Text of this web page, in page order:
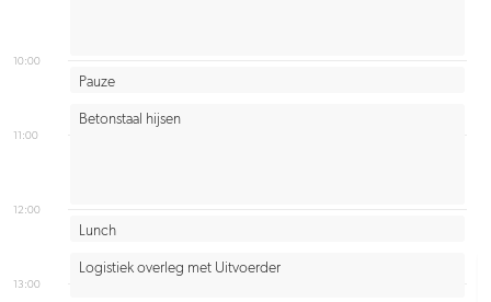
10:00
11:00
12:00
13:00
Lunch
Logistiek overleg met Uitvoerder
Pauze
Betonstaal hijsen